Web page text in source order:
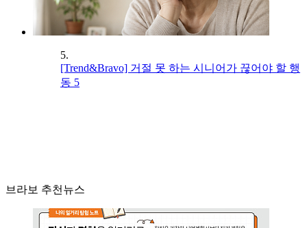
5.
[Trend&Bravo] 거절 못 하는 시니어가 끊어야 할 행
동 5
브라보 추천뉴스